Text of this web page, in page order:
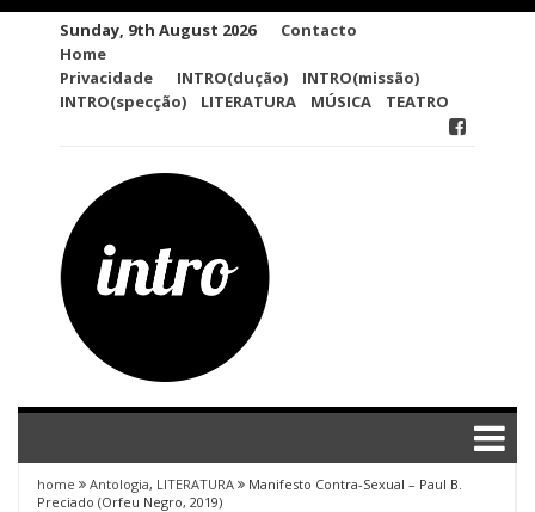
Sunday, 9th August 2026
Contacto
Home
Privacidade
INTRO(dução)
INTRO(missão)
INTRO(specção)
LITERATURA MÚSICA TEATRO
home Antologia, LITERATURA
Manifesto Contra-Sexual – Paul B.
Preciado (Orfeu Negro, 2019)